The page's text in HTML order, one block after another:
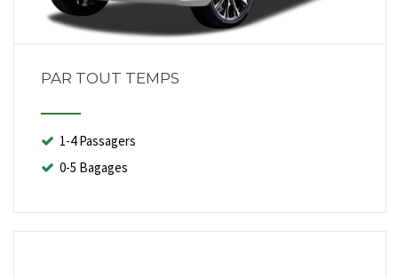
PAR TOUT TEMPS
1-4 Passagers
0-5 Bagages